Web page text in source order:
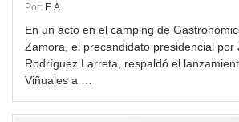
Por: E.A
En un acto en el camping de
Zamora, el precandidato presidencial por
Rodríguez Larreta, respaldó el
Viñuales a …